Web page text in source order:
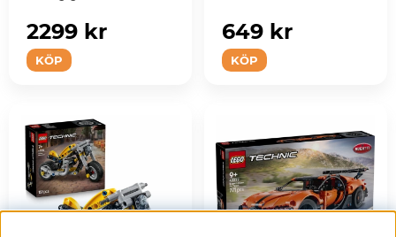
MCL39 F1-...
KÖP
2299 kr
KÖP
649 kr